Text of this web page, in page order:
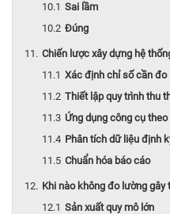
Sai lầm
Đúng
Chiến lược xây dựng hệ
Xác định chỉ số cần đo
Thiết lập quy trình thu
Ứng dụng công cụ theo
Phân tích dữ liệu định
Chuẩn hóa báo cáo
Khi nào không đo lường gây
Sản xuất quy mô lớn